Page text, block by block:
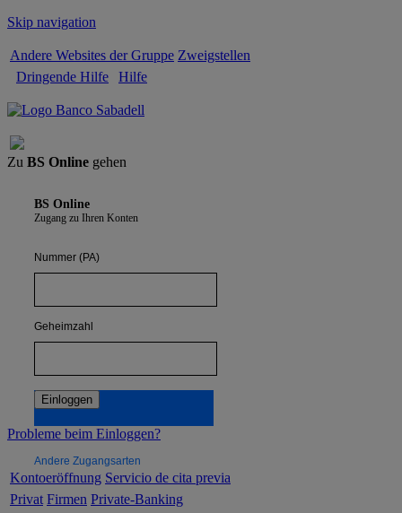
Skip navigation
Andere Websites der Gruppe Zweigstellen
Dringende Hilfe
Hilfe
Zu BS Online gehen
BS Online
Zugang zu Ihren Konten
Nummer (PA)
Geheimzahl
Probleme beim Einloggen?
Andere Zugangsarten
Kontoeröffnung Servicio de cita previa
Privat Firmen Private-Banking